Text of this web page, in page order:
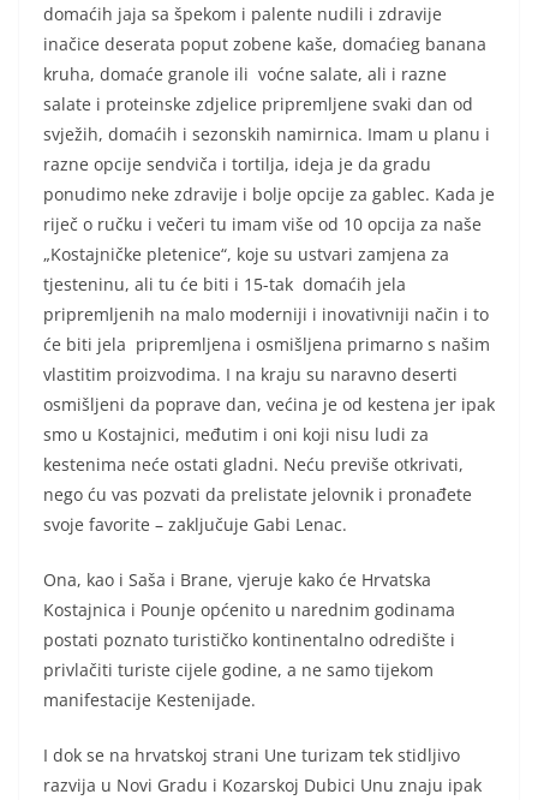
domaćih jaja sa špekom i palente nudili i zdravije
inačice deserata poput zobene kaše, domaćieg banana
kruha, domaće granole ili voćne salate, ali i razne
salate i proteinske zdjelice pripremljene svaki dan od
svježih, domaćih i sezonskih namirnica. Imam u planu i
razne opcije sendviča i tortilja, ideja je da gradu
ponudimo neke zdravije i bolje opcije za gablec. Kada je
riječ o ručku i večeri tu imam više od 10 opcija za naše
„Kostajničke pletenice“, koje su ustvari zamjena za
tjesteninu, ali tu će biti i 15-tak domaćih jela
pripremljenih na malo moderniji i inovativniji način i to
će biti jela pripremljena i osmišljena primarno s našim
vlastitim proizvodima. I na kraju su naravno deserti
osmišljeni da poprave dan, većina je od kestena jer ipak
smo u Kostajnici, međutim i oni koji nisu ludi za
kestenima neće ostati gladni. Neću previše otkrivati,
nego ću vas pozvati da prelistate jelovnik i pronađete
svoje favorite – zaključuje Gabi Lenac.
Ona, kao i Saša i Brane, vjeruje kako će Hrvatska
Kostajnica i Pounje općenito u narednim godinama
postati poznato turističko kontinentalno odredište i
privlačiti turiste cijele godine, a ne samo tijekom
manifestacije Kestenijade.
I dok se na hrvatskoj strani Une turizam tek stidljivo
razvija u Novi Gradu i Kozarskoj Dubici Unu znaju ipak